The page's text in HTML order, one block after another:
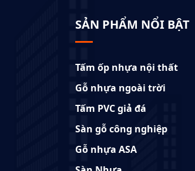
SẢN PHẨM NỔI BẬT
Tấm ốp nhựa nội thất
Gỗ nhựa ngoài trời
Tấm PVC giả đá
Sàn gỗ công nghiệp
Gỗ nhựa ASA